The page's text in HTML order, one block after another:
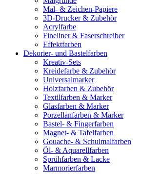
Mal- & Zeichen-Papiere
3D-Drucker & Zubehör
Acrylfarbe
Fineliner & Faserschreiber
Effektfarben
Dekorier- und Bastelfarben
Kreativ-Sets
Kreidefarbe & Zubehör
Universalmarker
Holzfarben & Zubehör
Textilfarben & Marker
Glasfarben & Marker
Porzellanfarben & Marker
Bastel- & Fingerfarben
Magnet- & Tafelfarben
Gouache- & Schulmalfarben
Öl- & Aquarellfarben
Sprühfarben & Lacke
Marmorierfarben